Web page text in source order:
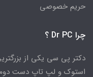
حریم خصوصی
چرا Dr PC ؟
دکتر پی سی یکی از